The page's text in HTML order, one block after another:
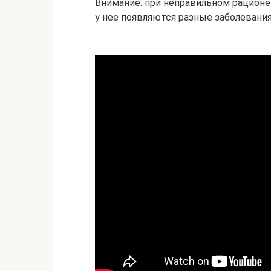
Внимание: при неправильном
у нее появляются разные